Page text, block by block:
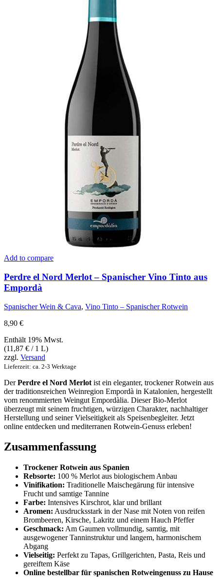
Add to compare
Perdre el Nord Merlot – Spanischer Vino Tinto aus
Empordà
Spanischer Wein & Cava, Vino Tinto – Spanischer Rotwein
8,90 €
Enthält 19% Mwst.
(11,87 € / 1 L)
zzgl. Versand
Lieferzeit: ca. 2-3 Werktage
DerPerdre el Nord Merlot ist ein eleganter, trockener Rotwein aus
der traditionsreichen Weinregion Empordà in Katalonien, hergestellt
vom renommierten Weingut Empordàlia. Dieser Bio-Merlot
überzeugt mit seinem fruchtigen, würzigen Charakter, nachhaltiger
Herstellung und seiner Vielseitigkeit als Speisenbegleiter. Jetzt
online entdecken und mediterranen Rotwein-Genuss erleben!
Zusammenfassung
Trockener Rotwein aus Spanien
Rebsorte: 100 % Merlot aus biologischem Anbau
Vinifikation: Traditionelle Maischegärung für intensive
Frucht und samtige Tannine
Farbe: Intensives Kirschrot, klar und brillant
Aromen: Ausdrucksstark in der Nase mit Noten von reifen
Brombeeren, Kirsche, Lakritz und einem Hauch Pfeffer
Geschmack: Am Gaumen vollmundig, samtig, mit
ausgewogener Tanninstruktur und langem, harmonischem
Abgang
Vielseitig: Perfekt zu Tapas, Grillgerichten, Pasta, Reis und
gereiftem Käse
Online bestellbar für spanischen Rotweingenuss zu Hause